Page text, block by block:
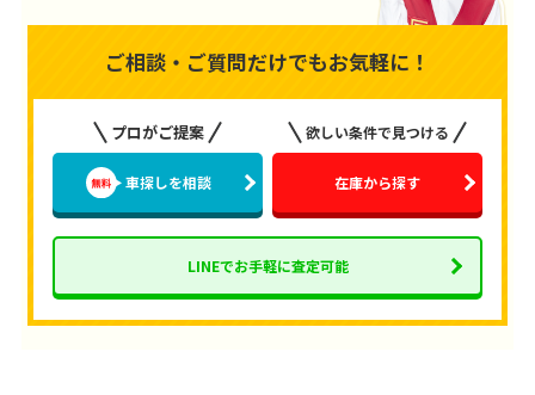
ご相談・ご質問だけでもお気軽に！
プロがご提案
車探しを相談
欲しい条件で見つける
在庫から探す
LINEでお手軽に査定可能